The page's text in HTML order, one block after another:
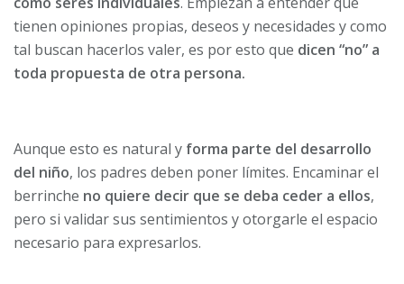
tienen opiniones propias, deseos y necesidades y como
tal buscan hacerlos valer, es por esto que dicen “no” a
toda propuesta de otra persona.
Aunque esto es natural y forma parte del desarrollo
del niño, los padres deben poner límites. Encaminar el
berrinche no quiere decir que se deba ceder a ellos,
pero si validar sus sentimientos y otorgarle el espacio
necesario para expresarlos.